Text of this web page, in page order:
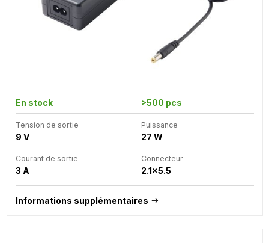
En stock >500 pcs
Tension de sortie
9 V
Puissance
27 W
Courant de sortie
3 A
Connecteur
2.1x5.5
Informations supplémentaires